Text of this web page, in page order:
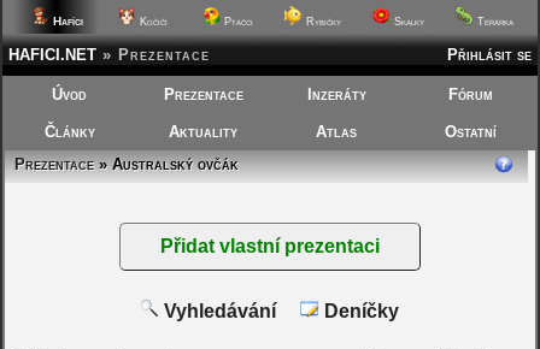
Hafíci Kočičí Ptáčci Rybičky Skalky Terárka
Přihlásit se
HAFICI.NET » Prezentace
Úvod Prezentace Inzeráty Fórum
Články Aktuality Atlas
Ostatní
Prezentace» Australský ovčák
Vyhledávání Deníčky